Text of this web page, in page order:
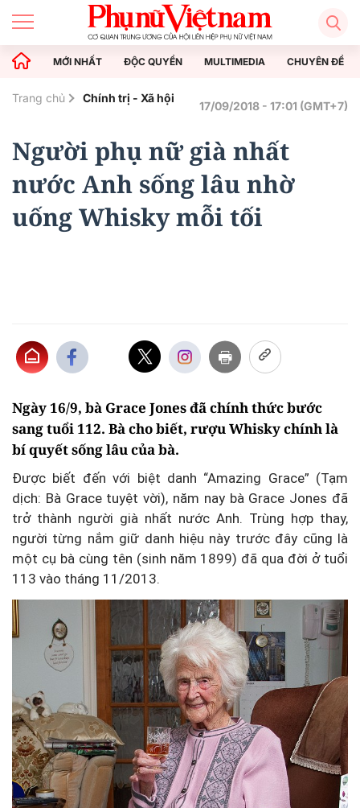
MỚI NHẤT ĐỘC QUYỀN MULTIMEDIA CHUYÊN ĐỀ
Trang chủ Chính trị - Xã hội
17/09/2018 - 17:01 (GMT+7)
Người phụ nữ già nhất
nước Anh sống lâu nhờ
uống Whisky mỗi tối
Ngày 16/9, bà Grace Jones đã chính thức bước
sang tuổi 112. Bà cho biết, rượu Whisky chính là
bí quyết sống lâu của bà.
Được biết đến với biệt danh “Amazing Grace” (Tạm
dịch: Bà Grace tuyệt vời), năm nay bà Grace Jones đã
trở thành người già nhất nước Anh. Trùng hợp thay,
người từng nắm giữ danh hiệu này trước đây cũng là
một cụ bà cùng tên (sinh năm 1899) đã qua đời ở tuổi
113 vào tháng 11/2013.